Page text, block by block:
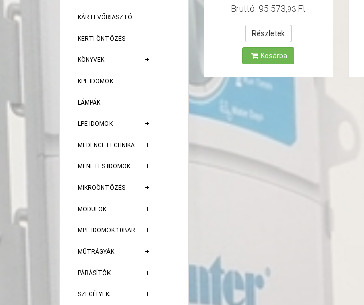
KÁRTEVŐRIASZTÓ
KERTI ÖNTÖZÉS
KÖNYVEK
KPE IDOMOK
LÁMPÁK
LPE IDOMOK
MEDENCETECHNIKA
MENETES IDOMOK
MIKROÖNTÖZÉS
MODULOK
MPE IDOMOK 10BAR
MŰTRÁGYÁK
PÁRÁSÍTÓK
SZEGÉLYEK
Bruttó: 95 573,93 Ft
Részletek
Kosárba